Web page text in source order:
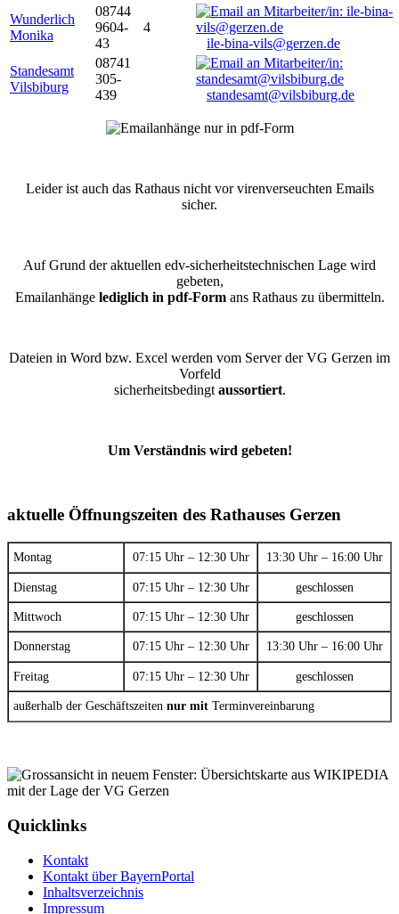
Wunderlich
Monika
08744
9604-
43
4
ile-bina-vils@gerzen.de
Standesamt
Vilsbiburg
08741
305-
439
standesamt@vilsbiburg.de
Leider ist auch das Rathaus nicht vor virenverseuchten Emails
sicher.
Auf Grund der aktuellen edv-sicherheitstechnischen Lage wird
gebeten,
Emailanhänge lediglich in pdf-Formans Rathaus zu übermitteln.
Dateien in Word bzw. Excel werden vom Server der VG Gerzen im
Vorfeld
sicherheitsbedingt aussortiert.
Um Verständnis wird gebeten!
aktuelle Öffnungszeiten des Rathauses Gerzen
Montag 07:15 Uhr – 12:30 Uhr 13:30 Uhr – 16:00 Uhr
Dienstag 07:15 Uhr – 12:30 Uhr geschlossen
Mittwoch 07:15 Uhr – 12:30 Uhr geschlossen
Donnerstag 07:15 Uhr – 12:30 Uhr 13:30 Uhr – 16:00 Uhr
Freitag 07:15 Uhr – 12:30 Uhr geschlossen
außerhalb der Geschäftszeiten nur mit Terminvereinbarung
Quicklinks
Kontakt
Kontakt über BayernPortal
Inhaltsverzeichnis
Impressum